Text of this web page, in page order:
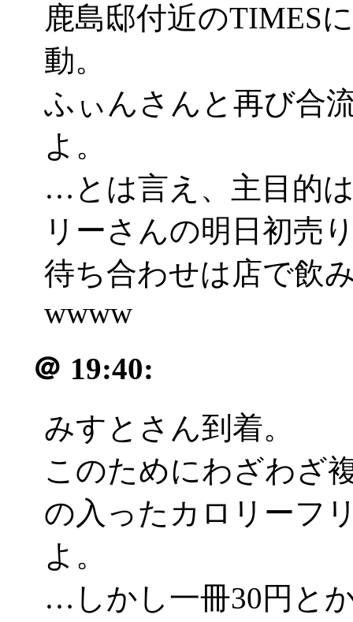
鹿島邸付近のTIMES
動。
ふぃんさんと再び合
よ。
…とは言え、主目的
リーさんの明日初売
待ち合わせは店で飲
wwww
＠ 19:40:
みすとさん到着。
このためにわざわざ
の入ったカロリーフ
よ。
…しかし一冊30円と